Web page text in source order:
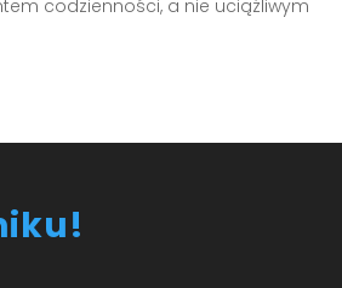
codzienności, a nie uciążliwym